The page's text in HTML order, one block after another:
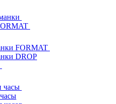
FORMAT
DROP
часы